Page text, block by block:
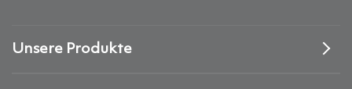
Unsere Produkte